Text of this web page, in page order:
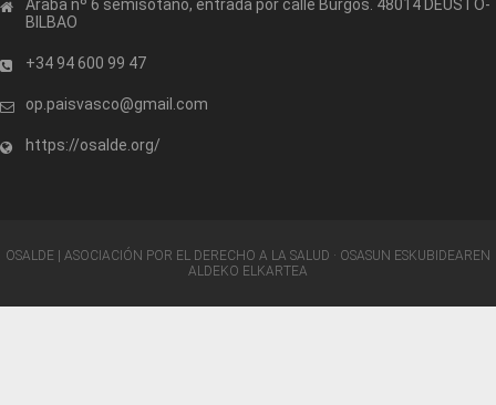
Araba nº 6 semisótano, entrada por calle Burgos. 48014 DEUSTO-
BILBAO
+34 94 600 99 47
op.paisvasco@gmail.com
https://osalde.org/
OSALDE | ASOCIACIÓN POR EL DERECHO A LA SALUD · OSASUN ESKUBIDEAREN
ALDEKO ELKARTEA